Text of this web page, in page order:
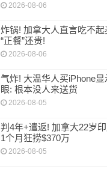
2026-08-06
炸锅! 加拿大人直言吃不
“正餐”还贵!
2026-08-06
气炸! 大温华人买iPhone显
眼: 根本没人来送货
2026-08-05
判4年+遣返! 加拿大22岁
1个月狂捞$370万
2026-08-05